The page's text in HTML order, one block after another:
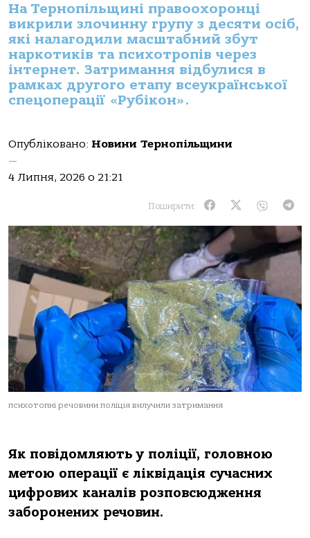
На Тернопільщині правоохоронці
викрили злочинну групу з десяти осіб,
які налагодили масштабний збут
наркотиків та психотропів через
інтернет. Затримання відбулися в
рамках другого етапу всеукраїнської
спецоперації «Рубікон».
Опубліковано: Новини Тернопільщини
—
4 Липня, 2026 о 21:21
Поширити:
психотопні речовини поліція вилучили затримання
Як повідомляють у поліції, головною
метою операції є ліквідація сучасних
цифрових каналів розповсюдження
заборонених речовин.